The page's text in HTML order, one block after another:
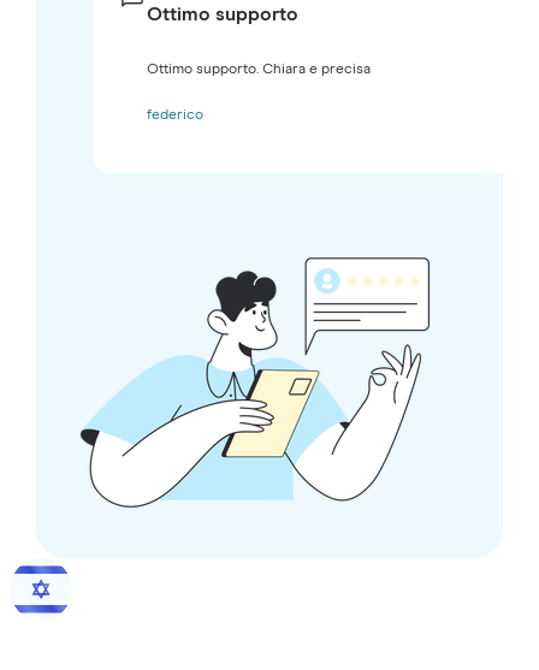
Ottimo supporto
Ottimo supporto. Chiara e precisa
federico